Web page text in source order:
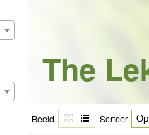
The
Beeld Sorteer